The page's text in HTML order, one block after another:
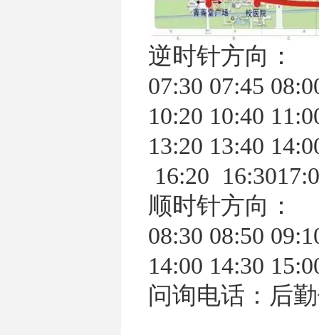
逆时针方向：
07:30 07:45
10:20 10:40
13:20 13:40
16:20
顺时针方向：
08:30 08:50
14:00 14:30
问询电话：后